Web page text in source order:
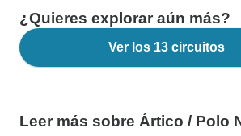
¿Quieres explorar aún más?
Ver los 13 circuitos
Leer más sobre Ártico / Polo